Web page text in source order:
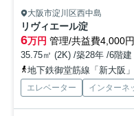
大阪市淀川区西中島
リヴィエール淀
6万円 管理/共益費4,000円
35.75㎡ (2K) /築28年 /6階建
地下鉄御堂筋線「新大阪
エレベーター インターネ